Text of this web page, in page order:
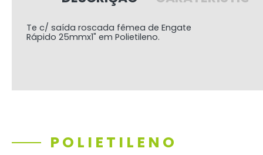
Te c/ saída roscada fêmea de Engate
Rápido 25mmx1" em Polietileno.
POLIETILENO